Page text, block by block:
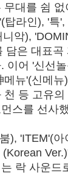
대를 쉼
탑라인), '특
악),
담은 대표곡
이어 '신선
메뉴'(신메
천 등 고유
스를 선사
), 'ITEM'(
락 사운드